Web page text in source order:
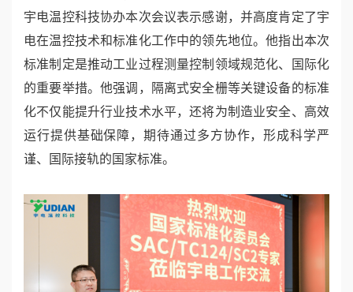
宇电温控科技协办本次会议表示感谢，并高度肯定了宇
电在温控技术和标准化工作中的领先地位。他指出本次
标准制定是推动工业过程测量控制领域规范化、国际化
的重要举措。他强调，隔离式安全栅等关键设备的标准
化不仅能提升行业技术水平，还将为制造业安全、高效
运行提供基础保障，期待通过多方协作，形成科学严
谨、国际接轨的国家标准。